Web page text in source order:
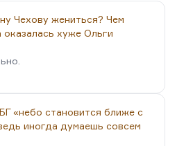
Чехову жениться? Чем
хуже Ольги
«небо становится ближе с
иногда думаешь совсем